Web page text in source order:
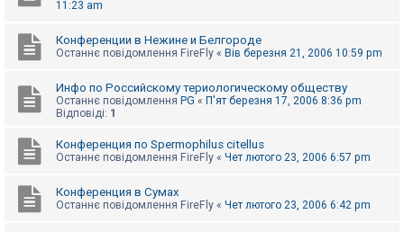
11:23 am
Конференции в Нежине и Белгороде
Останнє повідомлення FireFly « Вів березня 21, 2006 10:59 pm
Инфо по Российскому териологическому обществу
Останнє повідомлення PG « П'ят березня 17, 2006 8:36 pm
Відповіді: 1
Конференция по Spermophilus citellus
Останнє повідомлення FireFly « Чет лютого 23, 2006 6:57 pm
Конференция в Сумах
Останнє повідомлення FireFly « Чет лютого 23, 2006 6:42 pm